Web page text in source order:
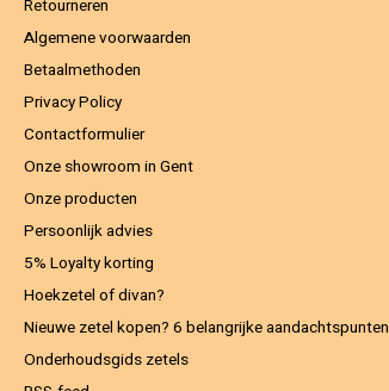
Retourneren
Algemene voorwaarden
Betaalmethoden
Privacy Policy
Contactformulier
Onze showroom in Gent
Onze producten
Persoonlijk advies
5% Loyalty korting
Hoekzetel of divan?
Nieuwe zetel kopen? 6 belangrijke aandachtspunten
Onderhoudsgids zetels